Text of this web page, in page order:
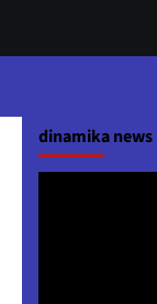
dinamika news